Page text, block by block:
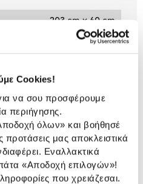
Cookies!
να σου προσφέρουμε
περιήγησης.
όλων» και βοήθησέ
μας αποκλειστικά
Εναλλακτικά
«Αποδοχή επιλογών»!
που χρειάζεσαι.
203 cm x 60 cm
Espresso brown